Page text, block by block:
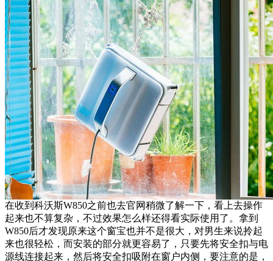
在收到科沃斯W850之前也去官网稍微了解一下，看上去操作
起来也不算复杂，不过效果怎么样还得看实际使用了。拿到
W850后才发现原来这个窗宝也并不是很大，对男生来说拎起
来也很轻松，而安装的部分就更容易了，只要先将安全扣与电
源线连接起来，然后将安全扣吸附在窗户内侧，要注意的是，